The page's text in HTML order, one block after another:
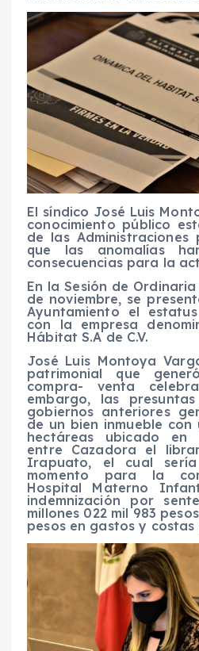
El síndico José Luis
conocimiento público
de las Administraciones
que las anomalías
consecuencias para la
En la Sesión de
de noviembre, se
Ayuntamiento el
con la empresa
Hábitat S.A de C.V.
José Luis Montoya
patrimonial que
compra- venta
embargo, las
gobiernos anteriores
de un bien inmueble
hectáreas ubicado en
entre Cazadora el
Irapuato, el cual
momento para la
Hospital Materno
indemnización por
millones 022 mil 983
pesos en gastos y costas